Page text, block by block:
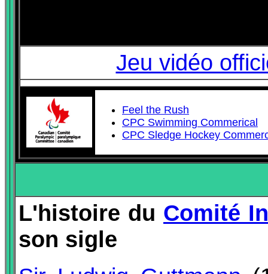
Jeu vidéo
Feel the Rush
CPC Swimming Commerical
CPC Sledge Hockey
L'histoire du Comité
son sigle